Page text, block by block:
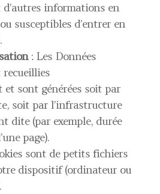
d’autres informations en
susceptibles d’entrer en
: Les Données
sont générées soit par
soit par l’infrastructure
dite (par exemple, durée
page).
sont de petits fichiers
dispositif (ordinateur ou